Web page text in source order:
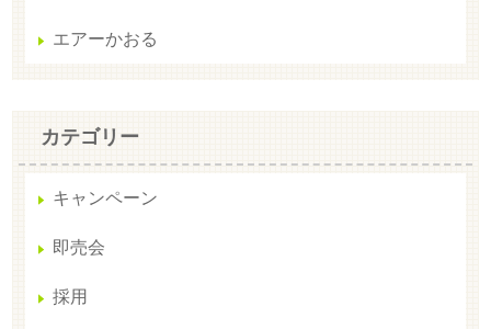
エアーかおる
カテゴリー
キャンペーン
即売会
採用